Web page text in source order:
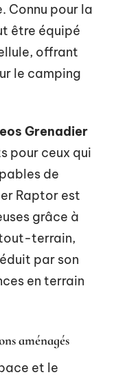
Connu pour la
être équipé
offrant
le camping
Grenadier
pour ceux qui
de
Raptor est
grâce à
terrain,
par son
en terrain
aménagés
et le